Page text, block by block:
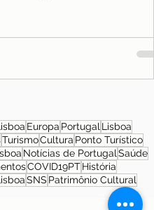
Europa Portugal Lisboa
TurismoCultura Ponto Turístico
Notícias de Portugal Saúde
COVID19PTHistória
SNS Patrimônio Cultural